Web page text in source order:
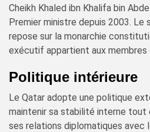
Cheikh Khaled ibn Khalifa bin
Premier ministre depuis 2003.
repose sur la monarchie
exécutif appartient aux membres
Politique intérieure
Le Qatar adopte une politique
maintenir sa stabilité interne tout
ses relations diplomatiques avec